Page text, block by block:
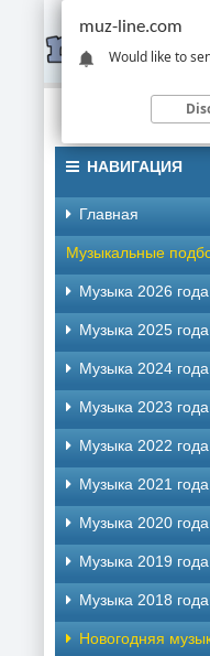
НАВИГАЦИЯ
Главная
Музыкальные
Музыка 2026 года
Музыка 2025 года
Музыка 2024 года
Музыка 2023 года
Музыка 2022 года
Музыка 2021 года
Музыка 2020 года
Музыка 2019 года
Музыка 2018 года
Новогодняя
muz-line.com
Would like to